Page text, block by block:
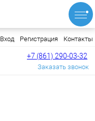
Вход Регистрация Контакты
+7 (861) 290-03-32
Заказать звонок